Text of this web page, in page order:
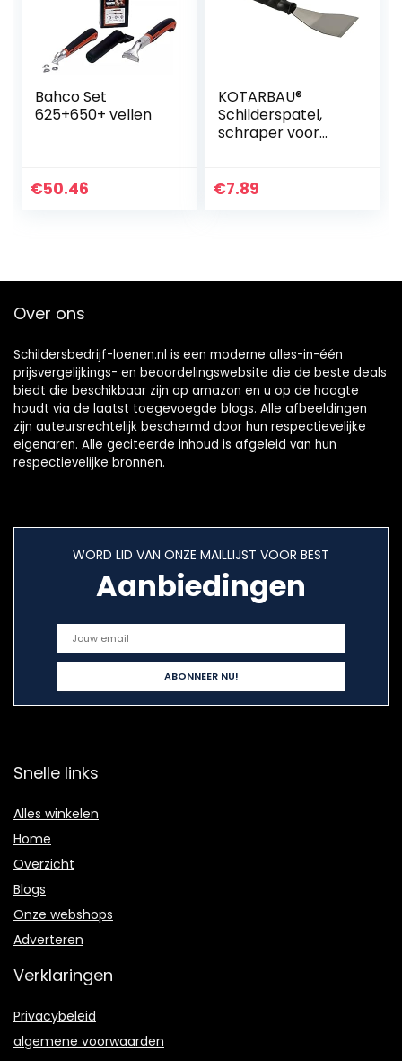
Bahco Set
625+650+ vellen
€50.46
KOTARBAU®
Schilderspatel,
schraper voor
staal
€7.89
Over ons
Schildersbedrijf-loenen.nl is een moderne alles-in-één
prijsvergelijkings- en beoordelingswebsite die de beste deals
biedt die beschikbaar zijn op amazon en u op de hoogte
houdt via de laatst toegevoegde blogs. Alle afbeeldingen
zijn auteursrechtelijk beschermd door hun respectievelijke
eigenaren. Alle geciteerde inhoud is afgeleid van hun
respectievelijke bronnen.
WORD LID VAN ONZE MAILLIJST VOOR BEST
Aanbiedingen
Snelle links
Alles winkelen
Home
Overzicht
Blogs
Onze webshops
Adverteren
Verklaringen
Privacybeleid
algemene voorwaarden